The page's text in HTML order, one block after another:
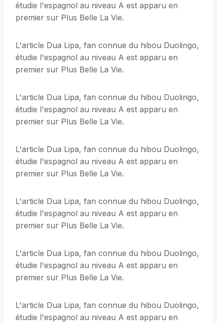
étudie l'espagnol au niveau A est apparu en
premier sur Plus Belle La Vie.
L'article Dua Lipa, fan connue du hibou Duolingo,
étudie l'espagnol au niveau A est apparu en
premier sur Plus Belle La Vie.
L'article Dua Lipa, fan connue du hibou Duolingo,
étudie l'espagnol au niveau A est apparu en
premier sur Plus Belle La Vie.
L'article Dua Lipa, fan connue du hibou Duolingo,
étudie l'espagnol au niveau A est apparu en
premier sur Plus Belle La Vie.
L'article Dua Lipa, fan connue du hibou Duolingo,
étudie l'espagnol au niveau A est apparu en
premier sur Plus Belle La Vie.
L'article Dua Lipa, fan connue du hibou Duolingo,
étudie l'espagnol au niveau A est apparu en
premier sur Plus Belle La Vie.
L'article Dua Lipa, fan connue du hibou Duolingo,
étudie l'espagnol au niveau A est apparu en